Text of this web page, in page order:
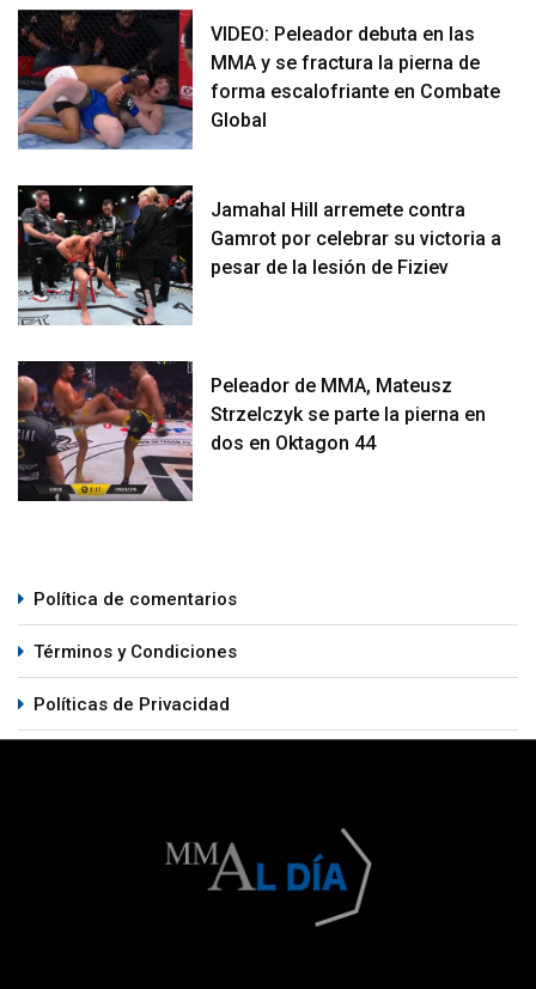
VIDEO: Peleador debuta en las
MMA y se fractura la pierna de
forma escalofriante en Combate
Global
Jamahal Hill arremete contra
Gamrot por celebrar su victoria a
pesar de la lesión de Fiziev
Peleador de MMA, Mateusz
Strzelczyk se parte la pierna en
dos en Oktagon 44
Política de comentarios
Términos y Condiciones
Políticas de Privacidad